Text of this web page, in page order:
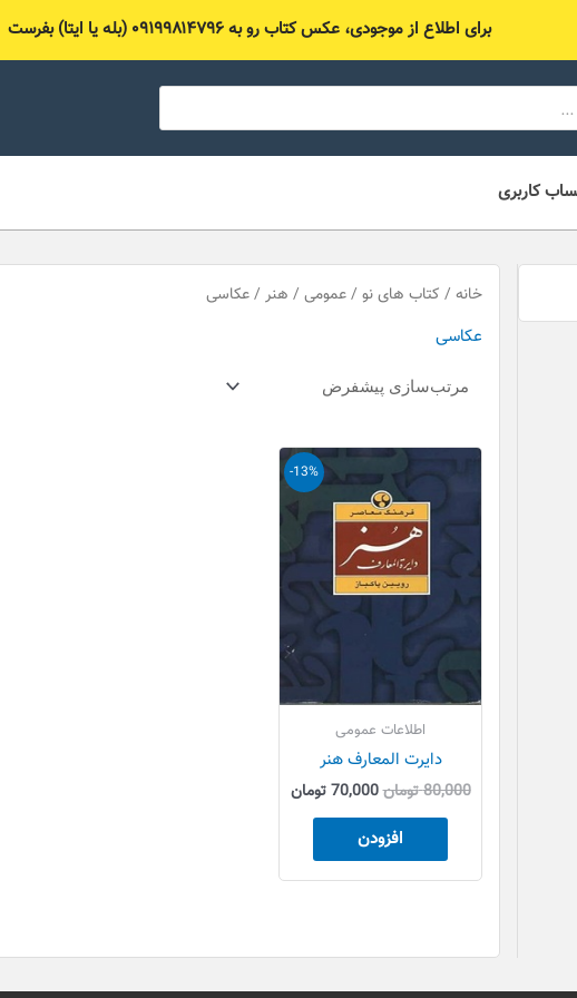
برای اطلاع از موجودی، عکس کتاب رو به ۰۹۱۹۹۸۱۴۷۹۶ (بله یا ایتا) بفرست
کاربری
خانه / کتاب های نو /عمومی / هنر / عکاسی
عکاسی
-13%
اطلاعات عمومی
دایرت المعارف هنر
80,000تومان
قیمت
اصلی
80,000 تومان
بود.
70,000 تومان
قیمت
فعلی
است.
افزودن